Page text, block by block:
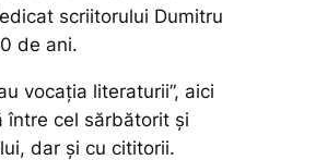
scriitorului Dumitru
de ani.
vocația literaturii”, aici
între cel sărbătorit și
dar și cu cititorii.